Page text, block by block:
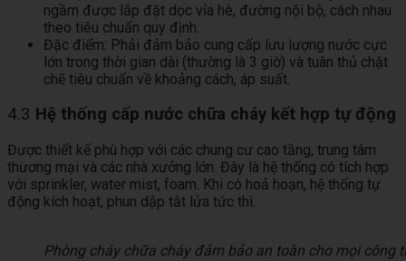
ngầm được lắp đặt dọc vỉa hè, đường nội bộ, cách nhau
theo tiêu chuẩn quy định.
Đặc điểm: Phải đảm bảo cung cấp lưu lượng nước cực
lớn trong thời gian dài (thường là 3 giờ) và tuân thủ chặt
chẽ tiêu chuẩn về khoảng cách, áp suất.
4.3 Hệ thống cấp nước chữa cháy kết hợp tự động
Được thiết kế phù hợp với các chung cư cao tầng, trung tâm
thương mại và các nhà xưởng lớn. Đây là hệ thống có tích hợp
với sprinkler, water mist, foam. Khi có hoả hoạn, hệ thống tự
động kích hoạt, phun dập tắt lửa tức thì.
Phòng cháy chữa cháy đảm bảo an toàn cho mọi công